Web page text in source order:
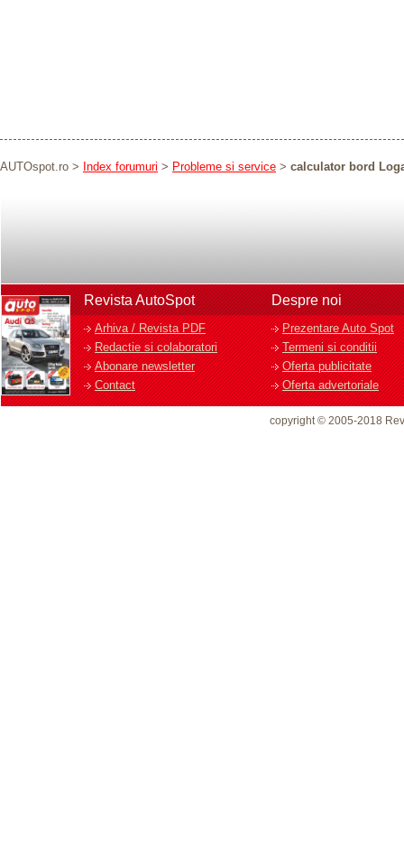
AUTOspot.ro > Index forumuri > Probleme si service > calculator bord
Revista AutoSpot
Arhiva / Revista PDF
Redactie si colaboratori
Abonare newsletter
Contact
Despre noi
Prezentare Auto Spot
Termeni si conditii
Oferta publicitate
Oferta advertoriale
copyright © 2005-2018